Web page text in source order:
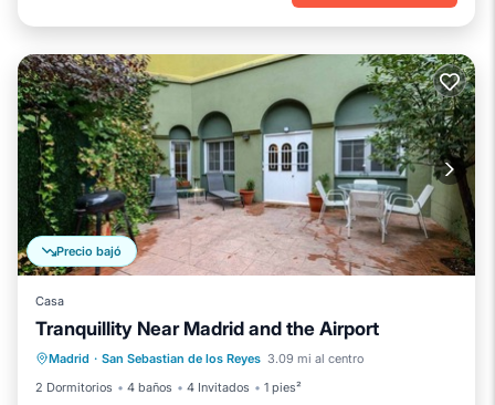
Precio bajó
Casa
Tranquillity Near Madrid and the Airport
Madrid · San Sebastian de los Reyes 3.09 mi al centro
2 Dormitorios
4 baños 4 Invitados 1 pies²
Aparcamiento
Cocina
Aire acondicionado
Internet